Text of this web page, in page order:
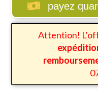
payez
Attention!